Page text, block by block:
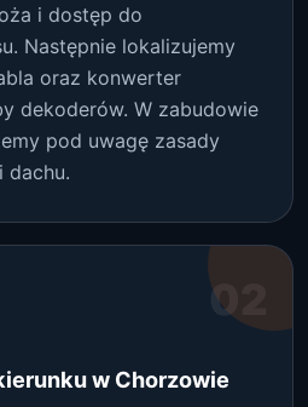
i dostęp do
Następnie lokalizujemy
oraz konwerter
dekoderów. W zabudowie
pod uwagę zasady
dachu.
02
w Chorzowie